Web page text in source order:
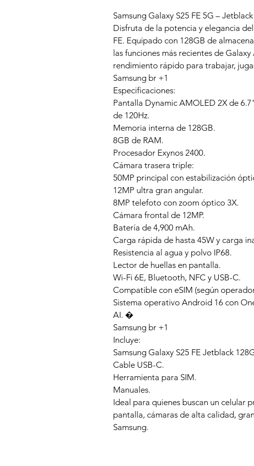
Samsung Galaxy S25 FE 5G –
Disfruta de la potencia y elegancia
FE. Equipado con 128GB de
las funciones más recientes de
rendimiento rápido para trabajar,
Samsung br +1
Especificaciones:
Pantalla Dynamic AMOLED 2X de
de 120Hz.
Memoria interna de 128GB.
8GB de RAM.
Procesador Exynos 2400.
Cámara trasera triple:
50MP principal con estabilización
12MP ultra gran angular.
8MP telefoto con zoom óptico 3X.
Cámara frontal de 12MP.
Batería de 4,900 mAh.
Carga rápida de hasta 45W y carga
Resistencia al agua y polvo IP68.
Lector de huellas en pantalla.
Wi-Fi 6E, Bluetooth, NFC y USB-C.
Compatible con eSIM (según
Sistema operativo Android 16 con
AI. �
Samsung br +1
Incluye:
Samsung Galaxy S25 FE Jetblack
Cable USB-C.
Herramienta para SIM.
Manuales.
Ideal para quienes buscan un celular
pantalla, cámaras de alta calidad,
Samsung.